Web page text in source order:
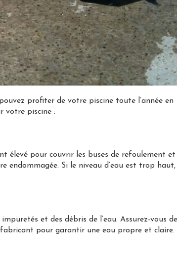
profiter de votre piscine toute l’année en
votre piscine :
élevé pour couvrir les buses de refoulement et
endommagée. Si le niveau d’eau est trop
et des débris de l’eau. Assurez-vous
pour garantir une eau propre et claire.